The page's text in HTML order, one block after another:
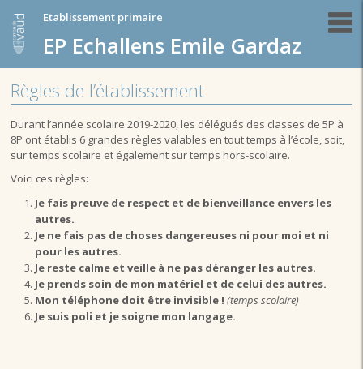
Etablissement primaire
EP Echallens Emile Gardaz
Règles de l’établissement
Durant l’année scolaire 2019-2020, les délégués des classes de 5P à
8P ont établis 6 grandes règles valables en tout temps à l’école, soit,
sur temps scolaire et également sur temps hors-scolaire.
Voici ces règles:
Je fais preuve de respect et de bienveillance envers les
autres.
Je ne fais pas de choses dangereuses ni pour moi et ni
pour les autres.
Je reste calme et veille à ne pas déranger les autres.
Je prends soin de mon matériel et de celui des autres.
Mon téléphone doit être invisible !(temps scolaire)
Je suis poli et je soigne mon langage.